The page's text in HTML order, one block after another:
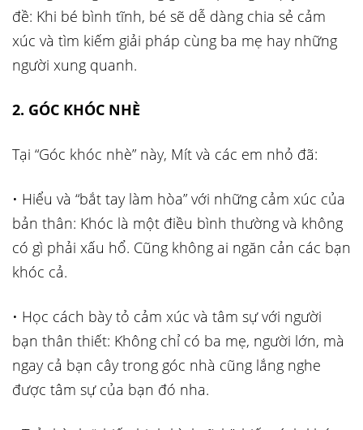
đề: Khi bé bình tĩnh, bé sẽ dễ dàng chia sẻ cảm
xúc và tìm kiếm giải pháp cùng ba mẹ hay những
người xung quanh.
2. GÓC KHÓC NHÈ
Tại “Góc khóc nhè” này, Mít và các em nhỏ đã:
• Hiểu và “bắt tay làm hòa” với những cảm xúc của
bản thân: Khóc là một điều bình thường và không
có gì phải xấu hổ. Cũng không ai ngăn cản các bạn
khóc cả.
• Học cách bày tỏ cảm xúc và tâm sự với người
bạn thân thiết: Không chỉ có ba mẹ, người lớn, mà
ngay cả bạn cây trong góc nhà cũng lắng nghe
được tâm sự của bạn đó nha.